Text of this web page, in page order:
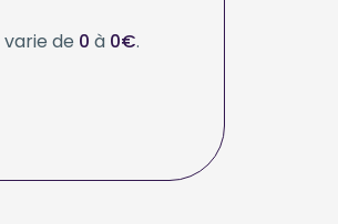
varie de 0 à 0€.